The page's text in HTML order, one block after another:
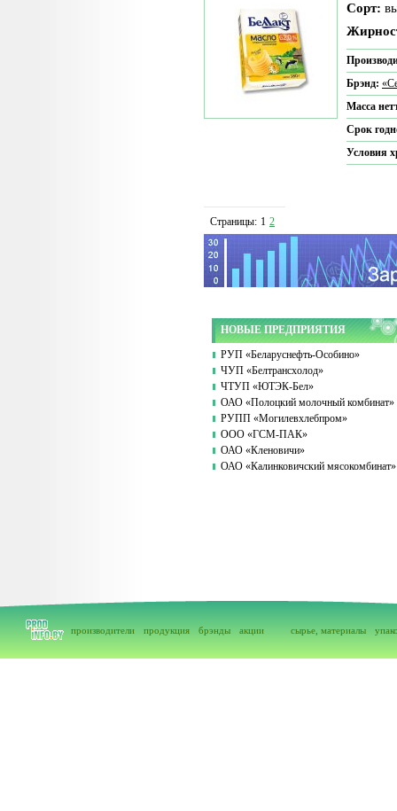
Сорт:
Брэнд:
Масса
Срок
Условия
Страницы: 1 2
НОВЫЕ ПРЕДПРИЯТИЯ
РУП «Беларуснефть-Особино»
ЧУП «Белтрансхолод»
ЧТУП «ЮТЭК-Бел»
ОАО «Полоцкий молочный комбинат»
РУПП «Могилевхлебпром»
ООО «ГСМ-ПАК»
ОАО «Кленовичи»
ОАО «Калинковичский мясокомбинат»
производители продукция брэнды акции сырье, материалы